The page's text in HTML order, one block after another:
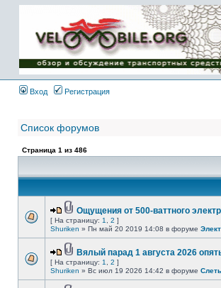
Имя пользователя:
Пароль:
{ LOG_ME_IN_SHORT
}
Вход Регистрация
Список форумов
Страница 1 из 486
Ощущения от 500-ваттного
[ На страницу: 1 2 ]
Shuriken » Пн май 20 2019 14:08 в форуме
Вялый парад 1 августа 2026
[ На страницу: 1 2 ]
Shuriken » Вс июл 19 2026 14:42 в форуме